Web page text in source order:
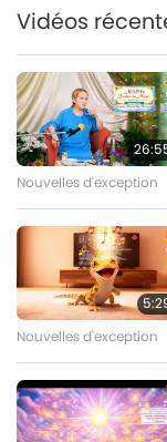
24:26
21:56
Vidéos
Nouvelles d'exception
Nouvelles d'exception